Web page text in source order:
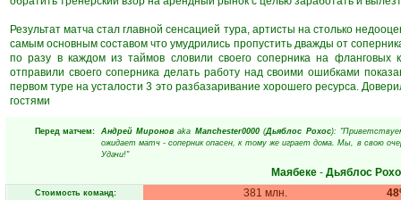
Результат матча стал главной сенсацией тура, артисты на столько
самым основным составом что умудрились пропустить дважды от
по разу в каждом из таймов словили своего соперника на
отправили своего соперника делать работу над своими ошибками
первом туре на усталости 3 это разбазаривание хорошего ресурса.
гостями
Перед матчем: Андрей Миронов aka Manchester0000 (Дьяблос Рохос):
ожидает матч - соперник опасен, к тому же играет дома. Мы, в свою
Удачи!"
Маябеке - Дьяблос
Стоимость команд: 381 млн.